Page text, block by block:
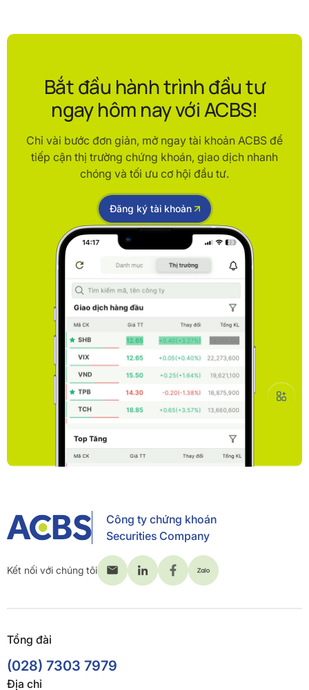
Bắt đầu hành trình đầu tư
ngay hôm nay với ACBS!
Chỉ vài bước đơn giản, mở ngay tài khoản ACBS để
tiếp cận thị trường chứng khoán, giao dịch nhanh
chóng và tối ưu cơ hội đầu tư.
Đăng ký tài khoản
Công ty chứng khoán
Securities Company
Kết nối với chúng tôi
Tổng đài
(028) 7303 7979
Địa chỉ